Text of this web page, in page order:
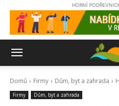
HORNÍ
Domů Firmy Dům, byt a zahrada
Firmy Dům, byt a zahrada